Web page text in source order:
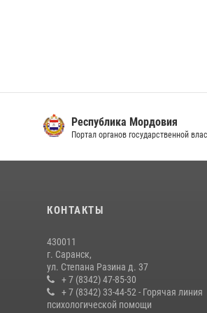
Республика Мордовия
Портал органов государственной
КОНТАКТЫ
430011
г. Саранск,
ул. Степана Разина д. 37
+ 7 (8342) 47-85-30
+ 7 (8342) 33-44-52 - Горячая линия
психологической помощи